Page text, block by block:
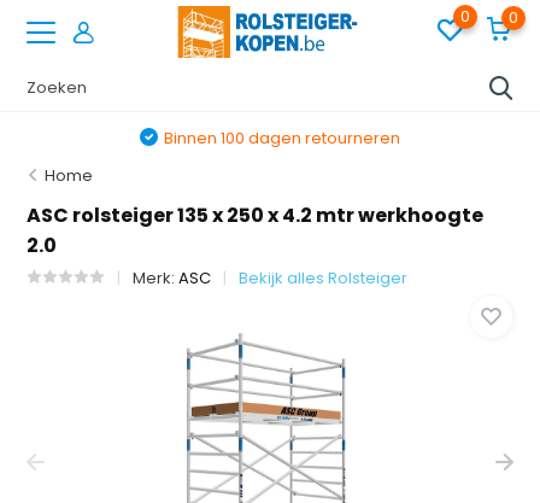
0 0
Binnen 100 dagen retourneren
Home
ASC rolsteiger 135 x 250 x 4.2 mtr werkhoogte
2.0
Merk:ASC Bekijk alles Rolsteiger